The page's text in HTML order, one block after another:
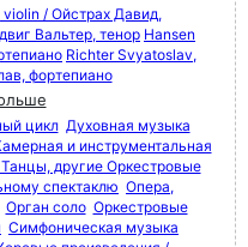
/ Ойстрах Давид,
Вальтер, тенор Hansen
Richter Svyatoslav,
фортепиано
цикл Духовная музыка
и инструментальная
другие Оркестровые
спектаклю Опера,
Орган соло Оркестровые
Симфоническая музыка